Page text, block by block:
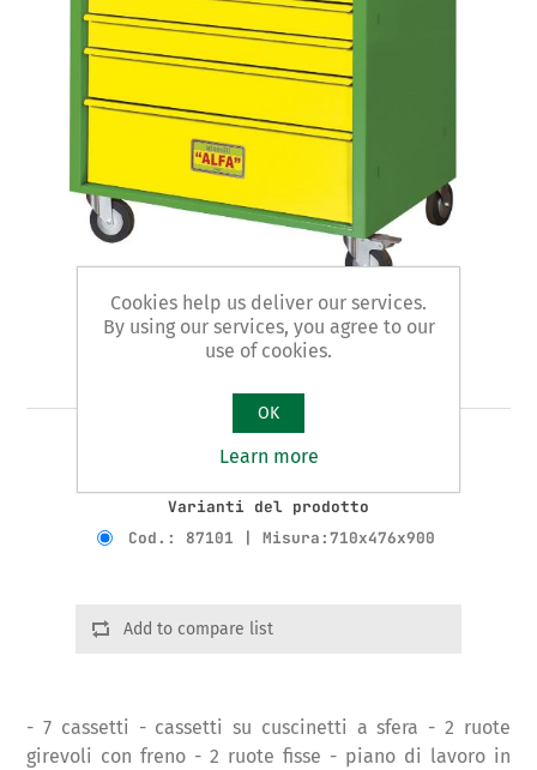
CARRELLO PORTAUTENSILI - VUOTO
Varianti del prodotto
Cod.: 87101 | Misura:710x476x900
Add to compare list
- 7 cassetti - cassetti su cuscinetti a sfera - 2 ruote
girevoli con freno - 2 ruote fisse - piano di lavoro in
Cookies help us deliver our services.
By using our services, you agree to our
use of cookies.
OK
Learn more